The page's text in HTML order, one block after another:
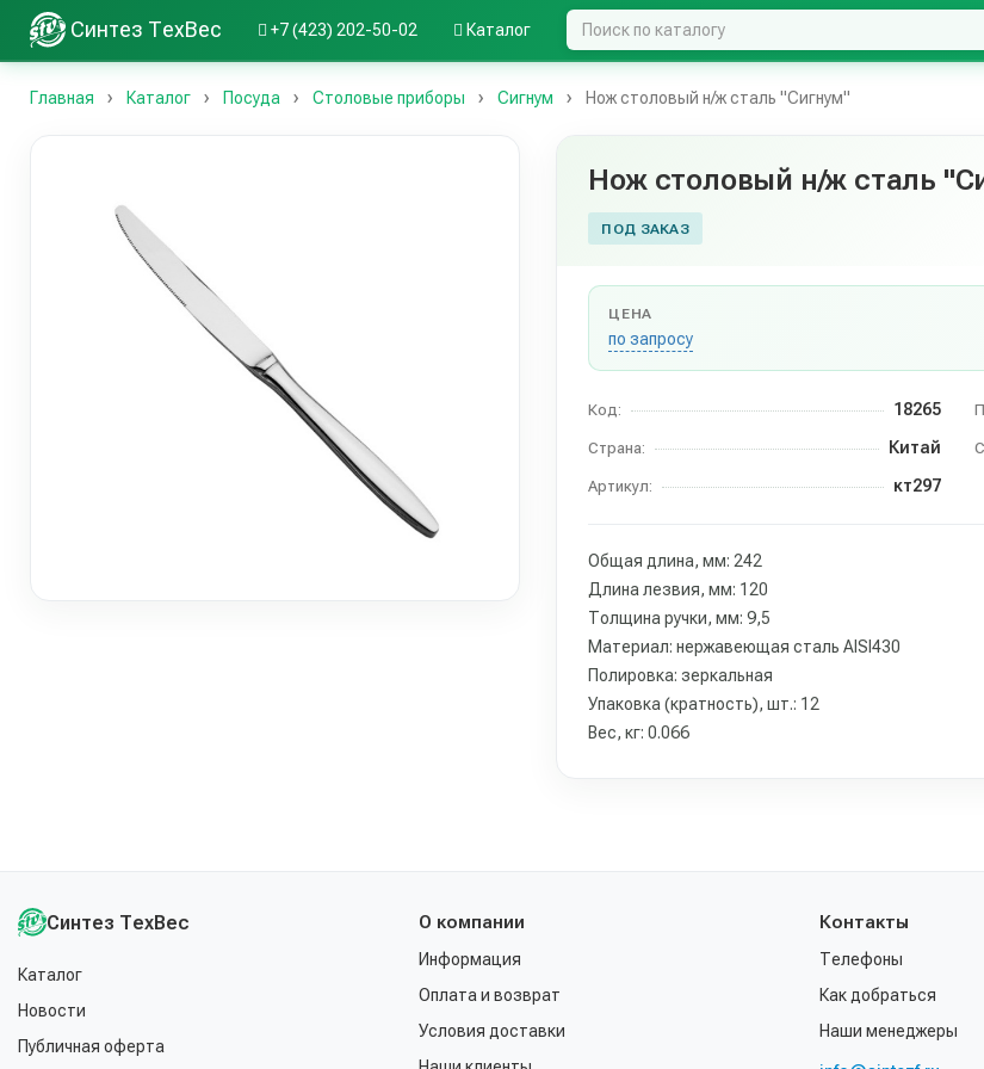
Синтез ТехВес +7 (423) 202-50-02 Каталог
Главная Каталог Посуда Столовые приборы Сигнум Нож столовый н/ж сталь "Сигнум"
Нож столовый н/ж сталь
ПОД ЗАКАЗ
ЦЕНА
по запросу
Код: 18265
Страна: Китай
Артикул: кт297
Общая длина, мм: 242
Длина лезвия, мм: 120
Толщина ручки, мм: 9,5
Материал: нержавеющая сталь AISI430
Полировка: зеркальная
Упаковка (кратность), шт.: 12
Вес, кг: 0.066
Синтез ТехВес
Каталог
Новости
Публичная оферта
О компании
Информация
Оплата и возврат
Условия доставки
Контакты
Телефоны
Как добраться
Наши менеджеры